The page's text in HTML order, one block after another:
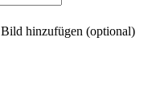
Bild hinzufügen (optional)